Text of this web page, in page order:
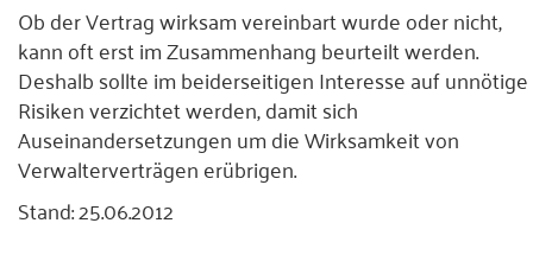
Ob der Vertrag wirksam vereinbart wurde oder nicht,
kann oft erst im Zusammenhang beurteilt werden.
Deshalb sollte im beiderseitigen Interesse auf unnötige
Risiken verzichtet werden, damit sich
Auseinandersetzungen um die Wirksamkeit von
Verwalterverträgen erübrigen.
Stand: 25.06.2012